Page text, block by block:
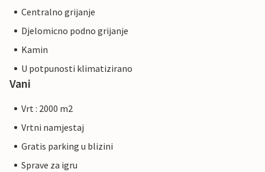
Centralno grijanje
Djelomicno podno grijanje
Kamin
U potpunosti klimatizirano
Vani
Vrt : 2000 m2
Vrtni namjestaj
Gratis parking u blizini
Sprave za igru